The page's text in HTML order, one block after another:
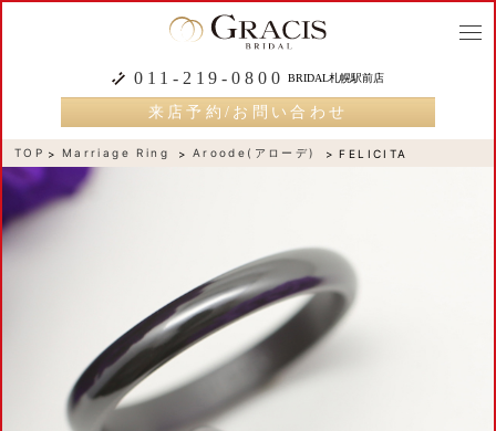
011-219-0800 BRIDAL札幌駅前店
来店予約/お問い合わせ
TOP Marriage Ring Aroode(アローデ) FELICITA